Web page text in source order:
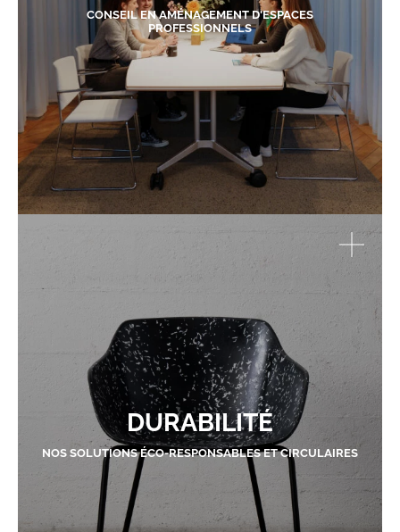
CONSEIL EN AMÉNAGEMENT D'ESPACES
PROFESSIONNELS
DURABILITÉ
NOS SOLUTIONS ÉCO-RESPONSABLES ET CIRCULAIRES